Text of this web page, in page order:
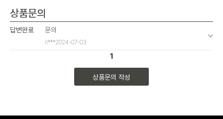
상품문의
답변완료 문의
il***2024-07-03
1
상품문의 작성